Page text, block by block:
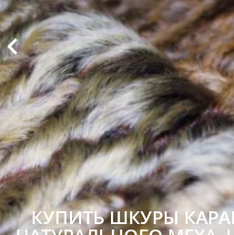
КУПИТЬ ШКУРЫ